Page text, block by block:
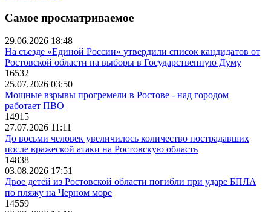
Самое просматриваемое
29.06.2026 18:48
На съезде «Единой России» утвердили список кандидатов от
Ростовской области на выборы в Государственную Думу
16532
25.07.2026 03:50
Мощные взрывы прогремели в Ростове - над городом
работает ПВО
14915
27.07.2026 11:11
До восьми человек увеличилось количество пострадавших
после вражеской атаки на Ростовскую область
14838
03.08.2026 17:51
Двое детей из Ростовской области погибли при ударе БПЛА
по пляжу на Черном море
14559